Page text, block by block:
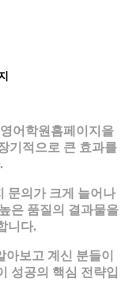
어학원홈페이지을
기적으로 큰 효과를
문의가 크게 늘어나
은 품질의 결과물을
니다.
보고 계신 분들이
성공의 핵심 전략입